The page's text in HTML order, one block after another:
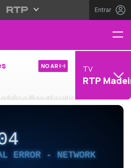
Entrar
NO AR TV
RTP
ERROR - NETWORK